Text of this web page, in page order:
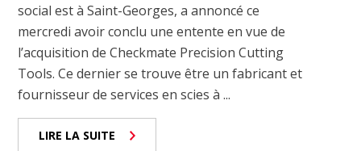
social est à Saint-Georges, a annoncé ce
mercredi avoir conclu une entente en vue de
l’acquisition de Checkmate Precision Cutting
Tools. Ce dernier se trouve être un fabricant et
fournisseur de services en scies à ...
LIRE LA SUITE